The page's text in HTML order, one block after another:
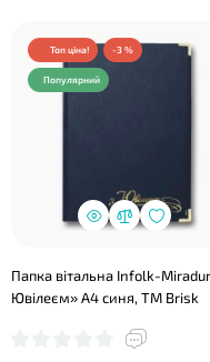
Топ ціна! -3 %
Популярний
Папка вітальна Infolk-
Ювілеєм» A4 синя, TM Brisk